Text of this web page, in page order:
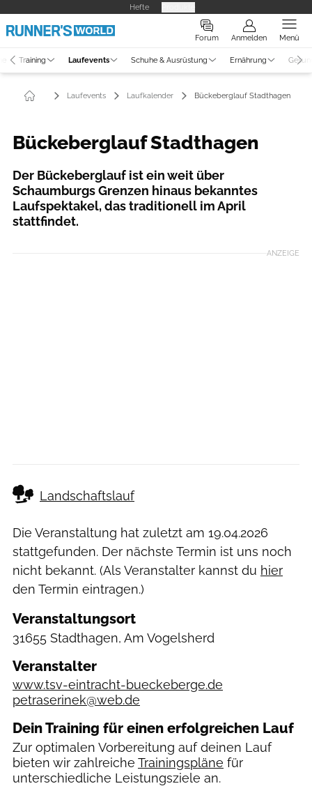
Hefte
Forum Anmelden Menü
Training Laufevents Schuhe & Ausrüstung Ernährung
Laufevents Laufkalender Bückeberglauf Stadthagen
Bückeberglauf Stadthagen
Der Bückeberglauf ist ein weit über
Schaumburgs Grenzen hinaus bekanntes
Laufspektakel, das traditionell im April
stattfindet.
ANZEIGE
Landschaftslauf
Die Veranstaltung hat zuletzt am 19.04.2026
stattgefunden. Der nächste Termin ist uns noch
nicht bekannt. (Als Veranstalter kannst du hier
den Termin eintragen.)
Veranstaltungsort
31655 Stadthagen, Am Vogelsherd
Veranstalter
www.tsv-eintracht-bueckeberge.de
petraserinek@web.de
Dein Training für einen erfolgreichen Lauf
Zur optimalen Vorbereitung auf deinen Lauf
bieten wir zahlreiche Trainingspläne für
unterschiedliche Leistungsziele an.